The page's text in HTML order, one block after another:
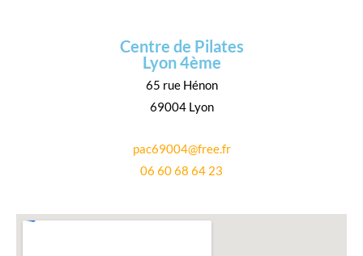
Centre de Pilates
Lyon 4ème
65 rue Hénon
69004 Lyon
pac69004@free.fr
06 60 68 64 23